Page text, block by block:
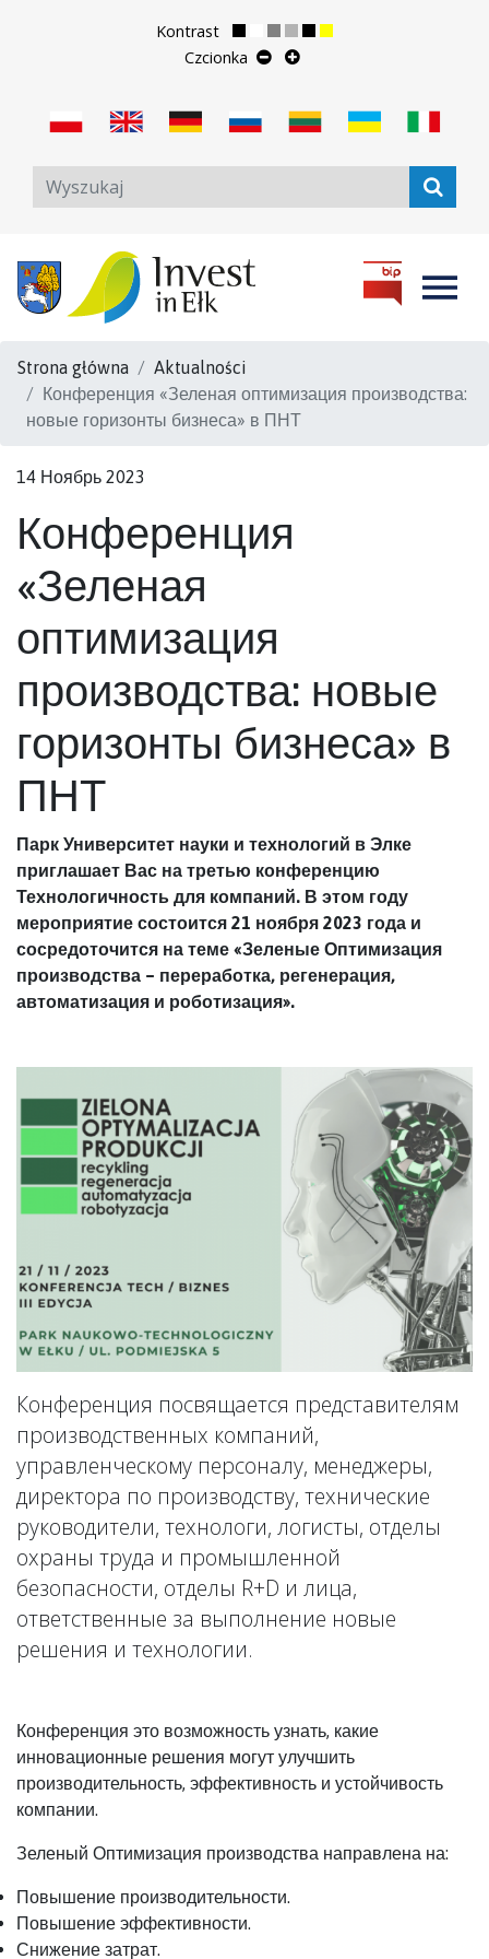
Kontrast
Czcionka
Strona główna
Aktualności
Конференция «Зеленая оптимизация производства:
новые горизонты бизнеса» в ПНТ
14 Ноябрь 2023
Конференция
«Зеленая
оптимизация
производства: новые
горизонты бизнеса» в
ПНТ
Парк Университет науки и технологий в Элке
приглашает Вас на третью конференцию
Технологичность для компаний. В этом году
мероприятие состоится 21 ноября 2023 года и
сосредоточится на теме «Зеленые Оптимизация
производства – переработка, регенерация,
автоматизация и роботизация».
Конференция посвящается представителям
производственных компаний,
управленческому персоналу, менеджеры,
директора по производству, технические
руководители, технологи, логисты, отделы
охраны труда и промышленной
безопасности, отделы R+D и лица,
ответственные за выполнение новые
решения и технологии.
Конференция это возможность узнать, какие
инновационные решения могут улучшить
производительность, эффективность и устойчивость
компании.
Зеленый Оптимизация производства направлена на:
Повышение производительности.
Повышение эффективности.
Снижение затрат.